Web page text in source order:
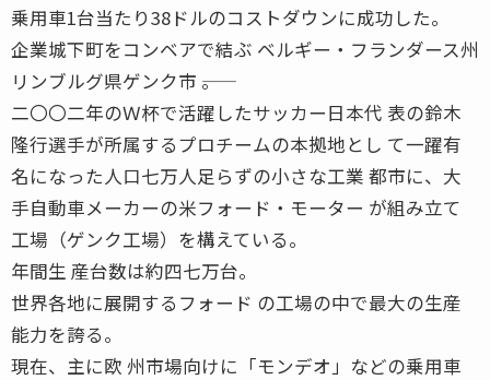
乗用車1台当たり38ドルのコストダウンに成功した。
企業城下町をコンベアで結ぶ ベルギー・フランダース州
リンブルグ県ゲンク市 ――。
二〇〇二年のＷ杯で活躍したサッカー日本代 表の鈴木
隆行選手が所属するプロチームの本拠地とし て一躍有
名になった人口七万人足らずの小さな工業 都市に、大
手自動車メーカーの米フォード・モーター が組み立て
工場（ゲンク工場）を構えている。
年間生 産台数は約四七万台。
世界各地に展開するフォード の工場の中で最大の生産
能力を誇る。
現在、主に欧 州市場向けに「モンデオ」などの乗用車